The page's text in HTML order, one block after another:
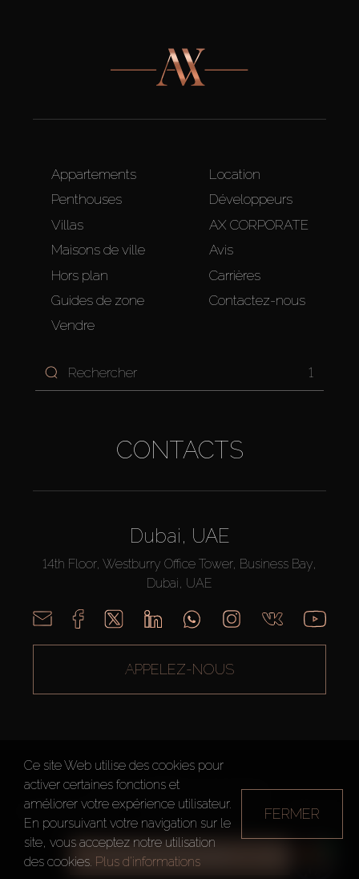
TOUS LES FILTRES
Appartements
Penthouses
Villas
Maisons de ville
Hors plan
Guides de zone
Vendre
Location
Développeurs
AX CORPORATE
Avis
Carrières
Contactez-nous
1
CONTACTS
Dubai, UAE
14th Floor, Westburry Office Tower, Business Bay,
Dubai, UAE
APPELEZ-NOUS
AX CAPITAL ©2026 Tous droits réservés
Conditions d'utilisation
Politique de confidentialité Plan du site
Ce site Web utilise des cookies pour
activer certaines fonctions et
améliorer votre expérience utilisateur.
En poursuivant votre navigation sur le
site, vous acceptez notre utilisation
des cookies. Plus d'informations
FERMER